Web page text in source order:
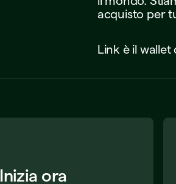
acquisto per
Link è il wallet
Inizia ora